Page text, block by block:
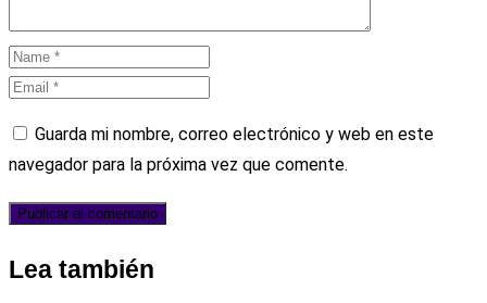
Guarda mi nombre, correo electrónico y web en este
navegador para la próxima vez que comente.
Lea también